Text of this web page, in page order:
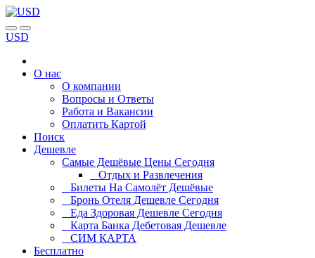
USD
О нас
О компании
Вопросы и Ответы
Работа и Вакансии
Оплатить Картой
Поиск
Дешевле
Самые Дешёвые Цены Сегодня
Отдых и Развлечения
Билеты На Самолёт Дешёвые
Бронь Отеля Дешевле Сегодня
Еда Здоровая Дешевле Сегодня
Карта Банка Дебетовая Дешевле
СИМ КАРТА
Бесплатно